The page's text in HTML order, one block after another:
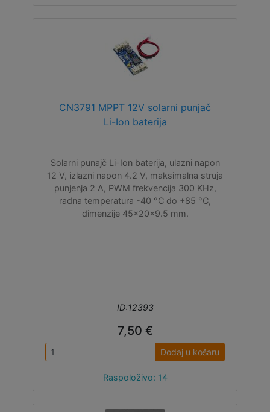
CN3791 MPPT 12V solarni punjač
Li-Ion baterija
Solarni punajč Li-Ion baterija, ulazni napon
12 V, izlazni napon 4.2 V, maksimalna struja
punjenja 2 A, PWM frekvencija 300 KHz,
radna temperatura -40 °C do +85 °C,
dimenzije 45x20x9.5 mm.
ID:12393
7,50 €
Dodaj u košaru
Raspoloživo: 14